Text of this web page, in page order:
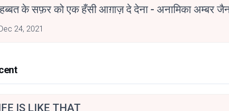
मोहब्बत के सफ़र को एक हँसी आग़ाज़ दे देना - अनामिका अम्बर
Dec 24, 2021
IS LIKE THAT